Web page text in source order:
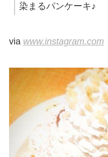
染まるパンケーキ♪
via www.instagram.com